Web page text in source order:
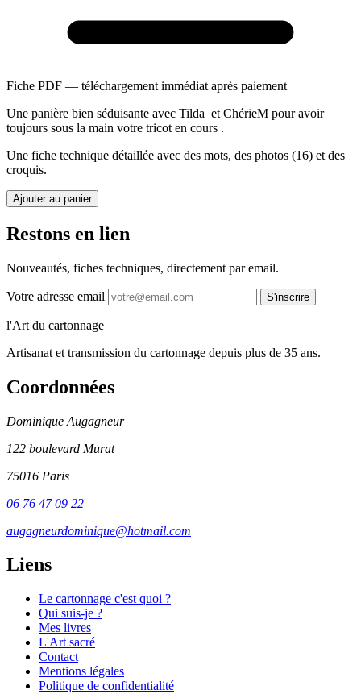
Fiche PDF — téléchargement immédiat après paiement
Une panière bien séduisante avec Tilda et ChérieM pour avoir
toujours sous la main votre tricot en cours .
Une fiche technique détaillée avec des mots, des photos (16) et des
croquis.
Ajouter au panier
Restons en lien
Nouveautés, fiches techniques, directement par email.
Votre adresse email S'inscrire
l'Art du cartonnage
Artisanat et transmission du cartonnage depuis plus de 35 ans.
Coordonnées
Dominique Augagneur
122 boulevard Murat
75016 Paris
06 76 47 09 22
augagneurdominique@hotmail.com
Liens
Le cartonnage c'est quoi ?
Qui suis-je ?
Mes livres
L'Art sacré
Contact
Mentions légales
Politique de confidentialité